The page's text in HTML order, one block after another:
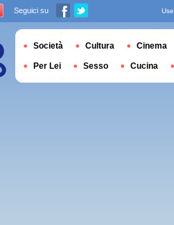
Seguici su
Società Cultura Cinema
Per Lei Sesso Cucina